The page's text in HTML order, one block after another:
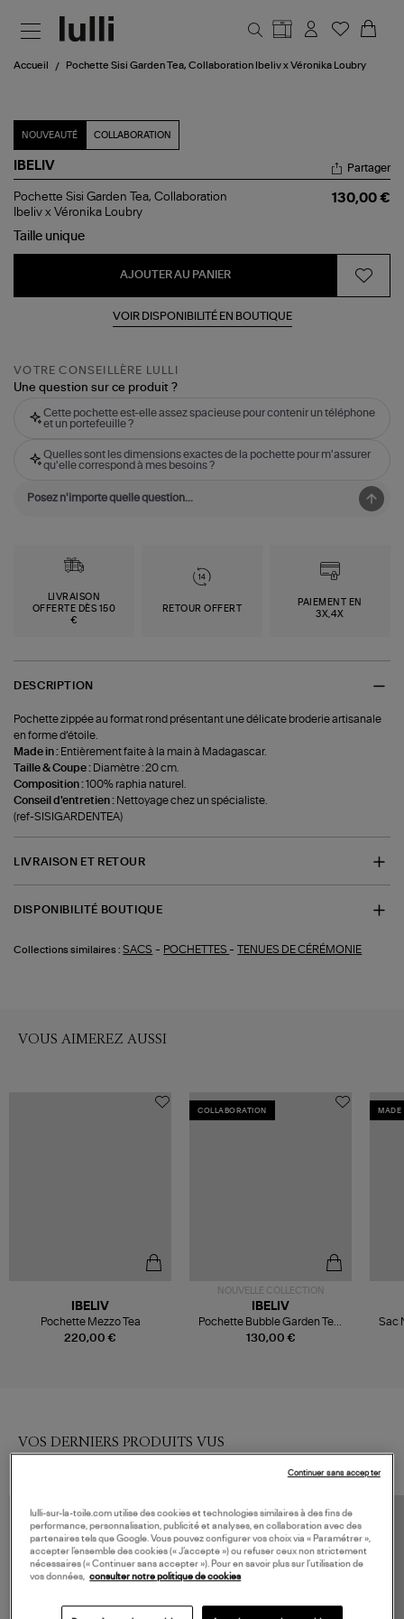
Accueil Pochette Sisi Garden Tea, Collaboration Ibeliv x Véronika Loubry
NOUVEAUTÉ COLLABORATION
IBELIV
Pochette
Sisi
Tea,
Collaboration
Véronika
Partager
Pochette Sisi Garden Tea, Collaboration
Ibeliv x Véronika Loubry
130,00 €
Taille unique
AJOUTER AU PANIER
VOIR DISPONIBILITÉ EN BOUTIQUE
VOTRE CONSEILLÈRE LULLI
Une question sur ce produit ?
Cette pochette est-elle assez spacieuse pour contenir un téléphone
et un portefeuille ?
Quelles sont les dimensions exactes de la pochette pour m'assurer
qu'elle correspond à mes besoins ?
LIVRAISON
OFFERTE DÈS 150
€
RETOUR OFFERT
PAIEMENT EN
3X,4X
DESCRIPTION
Pochette zippée au format rond présentant une délicate broderie artisanale
en forme d’étoile.
Made in : Entièrement faite à la main à Madagascar.
Taille & Coupe : Diamètre : 20 cm.
Composition :100% raphia naturel.
Conseil d'entretien : Nettoyage chez un spécialiste.
(ref-SISIGARDENTEA)
LIVRAISON ET RETOUR
DISPONIBILITÉ BOUTIQUE
Collections similaires : SACS - POCHETTES -TENUES DE CÉRÉMONIE
VOUS AIMEREZ AUSSI
220,00 €
IBELIV
Pochette Mezzo Tea
COLLABORATION
NOUVELLE COLLECTION
130,00 €
IBELIV
Pochette Bubble Garden Tea,
Collaboration Ibeliv X Véronika
MADE
Sac
VOS DERNIERS PRODUITS VUS
lulli-sur-la-toile.com utilise des cookies et technologies similaires à des fins de
performance, personnalisation, publicité et analyses, en collaboration avec des
partenaires tels que Google. Vous pouvez configurer vos choix via « Paramétrer »,
accepter l’ensemble des cookies (« J’accepte ») ou refuser ceux non strictement
nécessaires (« Continuer sans accepter »). Pour en savoir plus sur l’utilisation de
vos données, consulter notre politique de cookies
Continuer sans accepter